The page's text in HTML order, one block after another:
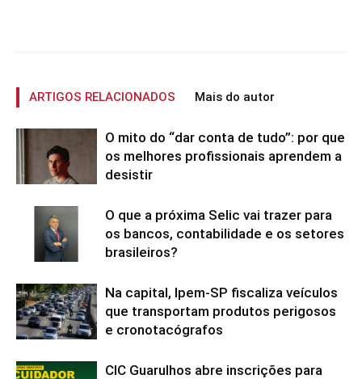
ARTIGOS RELACIONADOS Mais do autor
O mito do “dar conta de tudo”: por que
os melhores profissionais aprendem a
desistir
O que a próxima Selic vai trazer para
os bancos, contabilidade e os setores
brasileiros?
Na capital, Ipem-SP fiscaliza veículos
que transportam produtos perigosos
e cronotacógrafos
CIC Guarulhos abre inscrições para